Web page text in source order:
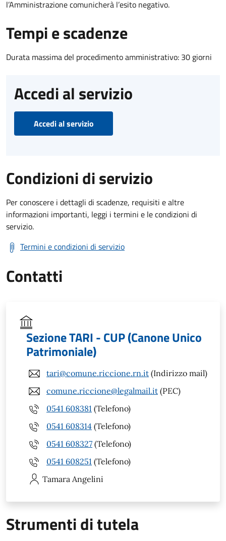
l’Amministrazione comunicherà l’esito negativo.
Tempi e scadenze
Durata massima del procedimento amministrativo: 30 giorni
Accedi al servizio
Accedi al servizio
Condizioni di servizio
Per conoscere i dettagli di scadenze, requisiti e altre
informazioni importanti, leggi i termini e le condizioni di
servizio.
Termini e condizioni di servizio
Contatti
Sezione TARI - CUP (Canone Unico
Patrimoniale)
tari@comune.riccione.rn.it (Indirizzo mail)
comune.riccione@legalmail.it (PEC)
0541 608381 (Telefono)
0541 608314 (Telefono)
0541 608327 (Telefono)
0541 608251 (Telefono)
Tamara Angelini
Strumenti di tutela